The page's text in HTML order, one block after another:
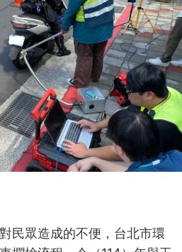
民眾造成的不便，台北市環